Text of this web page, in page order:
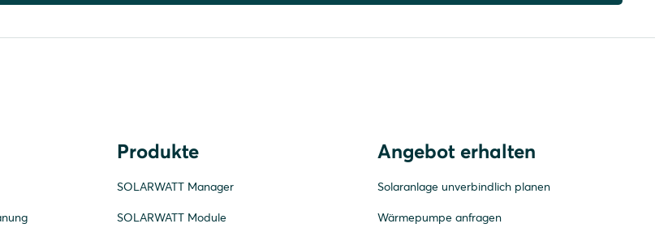
Produkte
SOLARWATT Manager
SOLARWATT Module
Angebot erhalten
Solaranlage unverbindlich planen
Wärmepumpe anfragen